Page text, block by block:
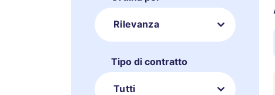
Rilevanza
Tipo di contratto
Tutti